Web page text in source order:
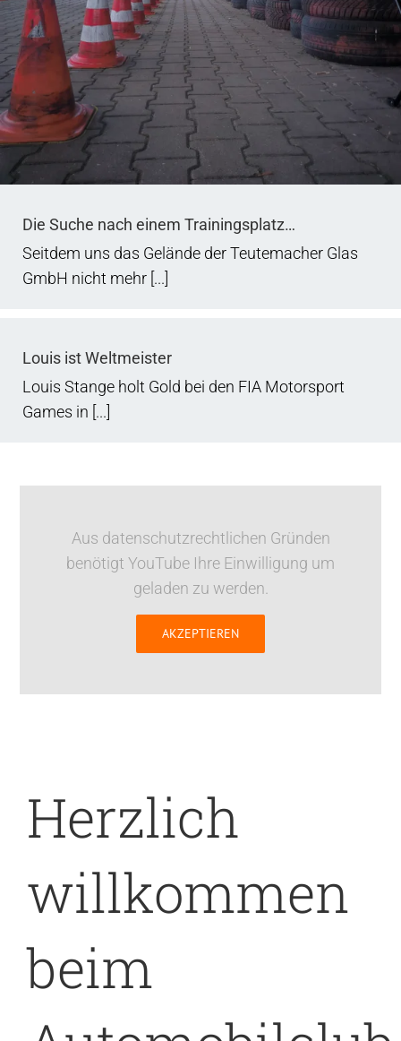
Die Suche nach einem Trainingsplatz…
Seitdem uns das Gelände der Teutemacher Glas
GmbH nicht mehr [...]
Louis ist Weltmeister
Louis Stange holt Gold bei den FIA Motorsport
Games in [...]
Aus datenschutzrechtlichen Gründen
benötigt YouTube Ihre Einwilligung um
geladen zu werden.
AKZEPTIEREN
Herzlich
willkommen
beim